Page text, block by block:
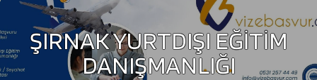
ŞIRNAK YURTDIŞI EĞİTİM
DANIŞMANLIĞI